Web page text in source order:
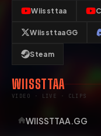
Wiissttaa
WiissttaaGG
Steam
WIISSTTAA
VIDEO · LIVE · CLIPS
WIISSTTAA.GG